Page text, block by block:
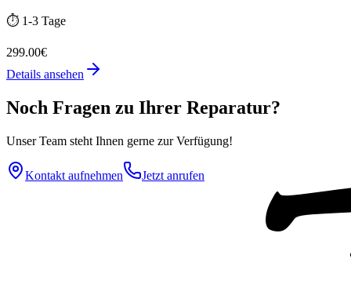
⏱️ 1-3 Tage
299.00€
Details ansehen
Noch Fragen zu Ihrer Reparatur?
Unser Team steht Ihnen gerne zur Verfügung!
Kontakt aufnehmen Jetzt anrufen